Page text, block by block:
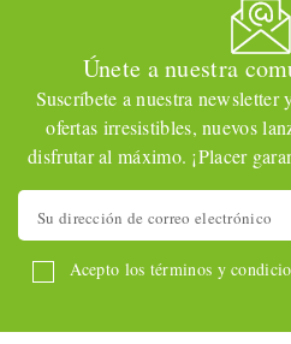
Únete a nuestra
Suscríbete a nuestra
ofertas irresistibles, nuevos
disfrutar al máximo. ¡Placer
Acepto los términos y